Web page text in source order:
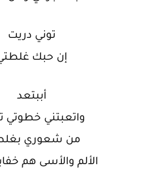
توني دريت
إن حبك
أببتعد
واتعبتني خطوتي
من شعوري
الألم والأسى هم